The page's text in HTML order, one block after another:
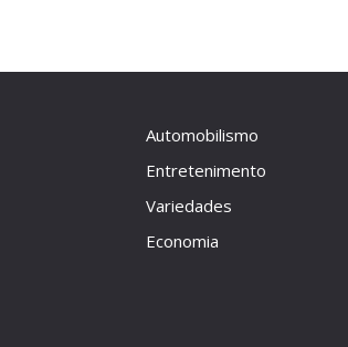
Automobilismo
Entretenimento
Variedades
Economia